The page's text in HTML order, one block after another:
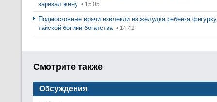
зарезал жену • 15:05
Подмосковные врачи извлекли из желудка ребенка фигурку
тайской богини богатства • 14:42
Смотрите также
Обсуждения